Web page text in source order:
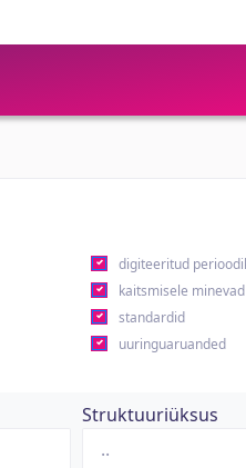
digiteeritud
kaitsmisele
standardid
uuringuaruanded
Struktuuriüksus